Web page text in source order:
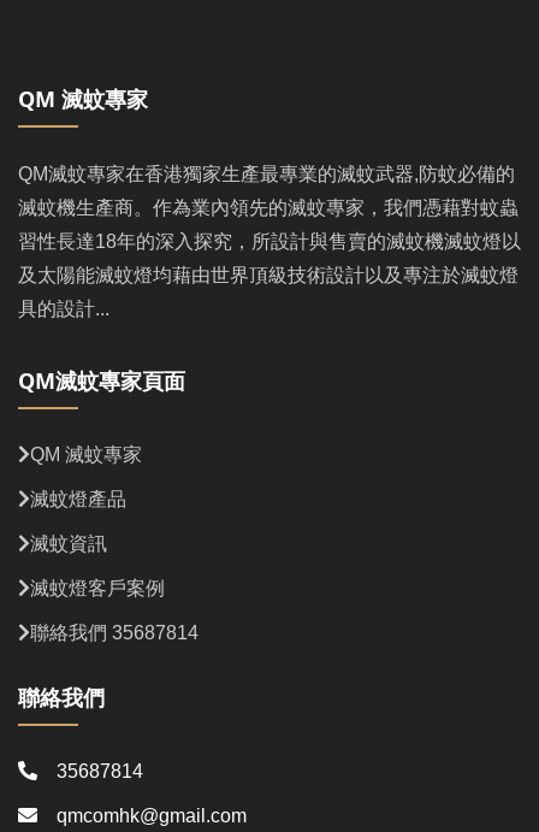
QM 滅蚊專家
QM滅蚊專家在香港獨家生產最專業的滅蚊武器,防蚊必備的
滅蚊機生產商。作為業內領先的滅蚊專家，我們憑藉對蚊蟲
習性長達18年的深入探究，所設計與售賣的滅蚊機滅蚊燈以
及太陽能滅蚊燈均藉由世界頂級技術設計以及專注於滅蚊燈
具的設計...
QM滅蚊專家頁面
QM 滅蚊專家
滅蚊燈產品
滅蚊資訊
滅蚊燈客戶案例
聯絡我們 35687814
聯絡我們
35687814
qmcomhk@gmail.com